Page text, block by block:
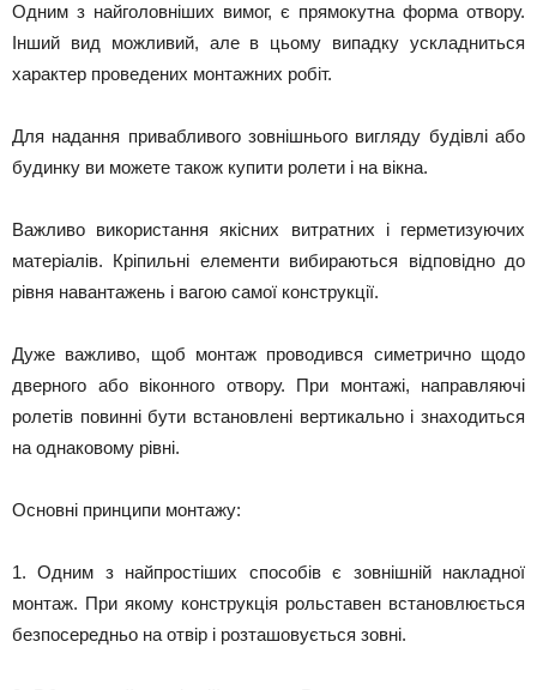
Одним з найголовніших вимог, є прямокутна форма отвору.
Інший вид можливий, але в цьому випадку ускладниться
характер проведених монтажних робіт.
Для надання привабливого зовнішнього вигляду будівлі або
будинку ви можете також купити ролети і на вікна.
Важливо використання якісних витратних і герметизуючих
матеріалів. Кріпильні елементи вибираються відповідно до
рівня навантажень і вагою самої конструкції.
Дуже важливо, щоб монтаж проводився симетрично щодо
дверного або віконного отвору. При монтажі, направляючі
ролетів повинні бути встановлені вертикально і знаходиться
на однаковому рівні.
Основні принципи монтажу:
1. Одним з найпростіших способів є зовнішній накладної
монтаж. При якому конструкція рольставен встановлюється
безпосередньо на отвір і розташовується зовні.